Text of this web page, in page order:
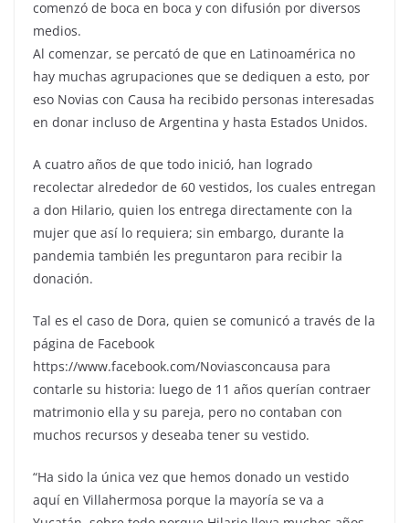
comenzó de boca en boca y con difusión por diversos
medios.
Al comenzar, se percató de que en Latinoamérica no
hay muchas agrupaciones que se dediquen a esto, por
eso Novias con Causa ha recibido personas interesadas
en donar incluso de Argentina y hasta Estados Unidos.
A cuatro años de que todo inició, han logrado
recolectar alrededor de 60 vestidos, los cuales entregan
a don Hilario, quien los entrega directamente con la
mujer que así lo requiera; sin embargo, durante la
pandemia también les preguntaron para recibir la
donación.
Tal es el caso de Dora, quien se comunicó a través de la
página de Facebook
https://www.facebook.com/Noviasconcausa para
contarle su historia: luego de 11 años querían contraer
matrimonio ella y su pareja, pero no contaban con
muchos recursos y deseaba tener su vestido.
“Ha sido la única vez que hemos donado un vestido
aquí en Villahermosa porque la mayoría se va a